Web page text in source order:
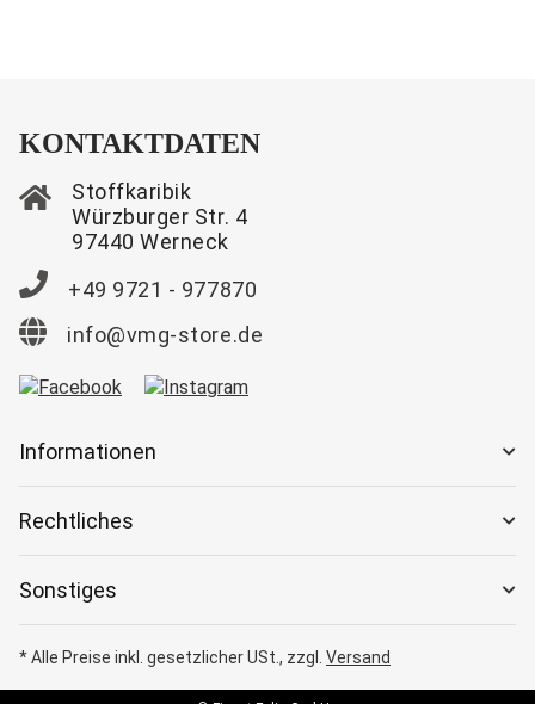
KONTAKTDATEN
Stoffkaribik
Würzburger Str. 4
97440 Werneck
+49 9721 - 977870
info@vmg-store.de
Informationen
Rechtliches
Sonstiges
* Alle Preise inkl. gesetzlicher USt., zzgl. Versand